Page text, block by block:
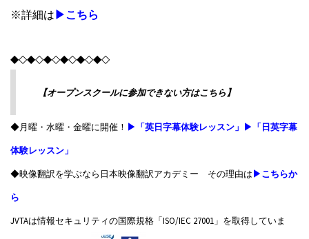
※詳細は ▶こちら
◆◇◆◇◆◇◆◇◆◇◆◇
【オープンスクールに参加できない方はこちら】
◆月曜・水曜・金曜に開催！ ▶「英日字幕体験レッスン」 ▶「日英字幕
体験レッスン」
◆映像翻訳を学ぶなら日本映像翻訳アカデミー その理由は▶こちらか
ら
JVTAは情報セキュリティの国際規格「ISO/IEC 27001」を取得していま